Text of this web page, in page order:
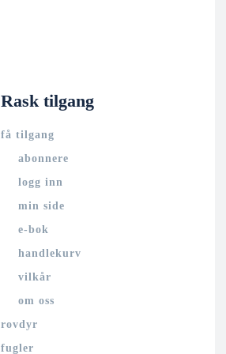
Rask tilgang
få tilgang
abonnere
logg inn
min side
e-bok
handlekurv
vilkår
om oss
rovdyr
fugler